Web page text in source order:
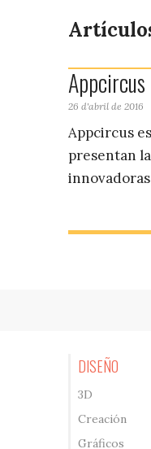
26 d'abril de 2016
Appcircus
presentan
DISEÑO
3D
Creación
Gráficos